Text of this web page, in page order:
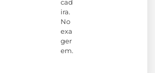
cad
ira.
No
exa
ger
em.